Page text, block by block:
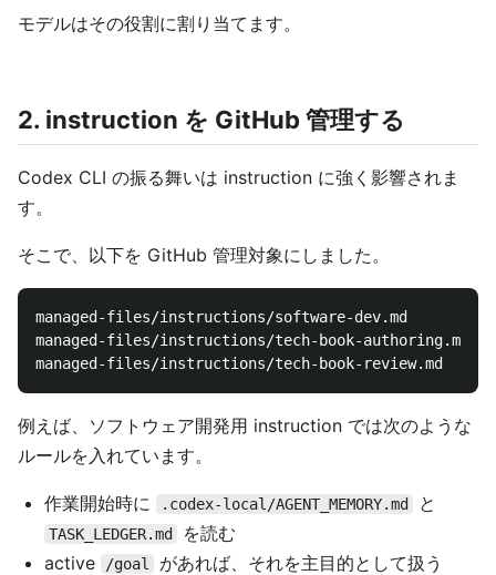
モデルはその役割に割り当てます。
2. instruction を GitHub 管理する
Codex CLI の振る舞いは instruction に強く影響されま
す。
そこで、以下を GitHub 管理対象にしました。
managed-files/instructions/software-dev.md
managed-files/instructions/tech-book-authoring.md
例えば、ソフトウェア開発用 instruction では次のような
ルールを入れています。
作業開始時に .codex-local/AGENT_MEMORY.md と
TASK_LEDGER.md
を読む
active
/goal
があれば、それを主目的として扱う